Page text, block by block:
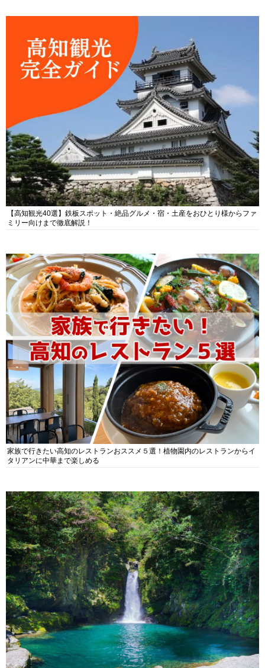
【高知観光40選】鉄板スポット・絶品グルメ・宿・土産をおひとり様からファ
ミリー向けまで徹底解説！
家族で行きたい高知のレストランおススメ５選！植物園内のレストランからイ
タリアンに中華まで楽しめる